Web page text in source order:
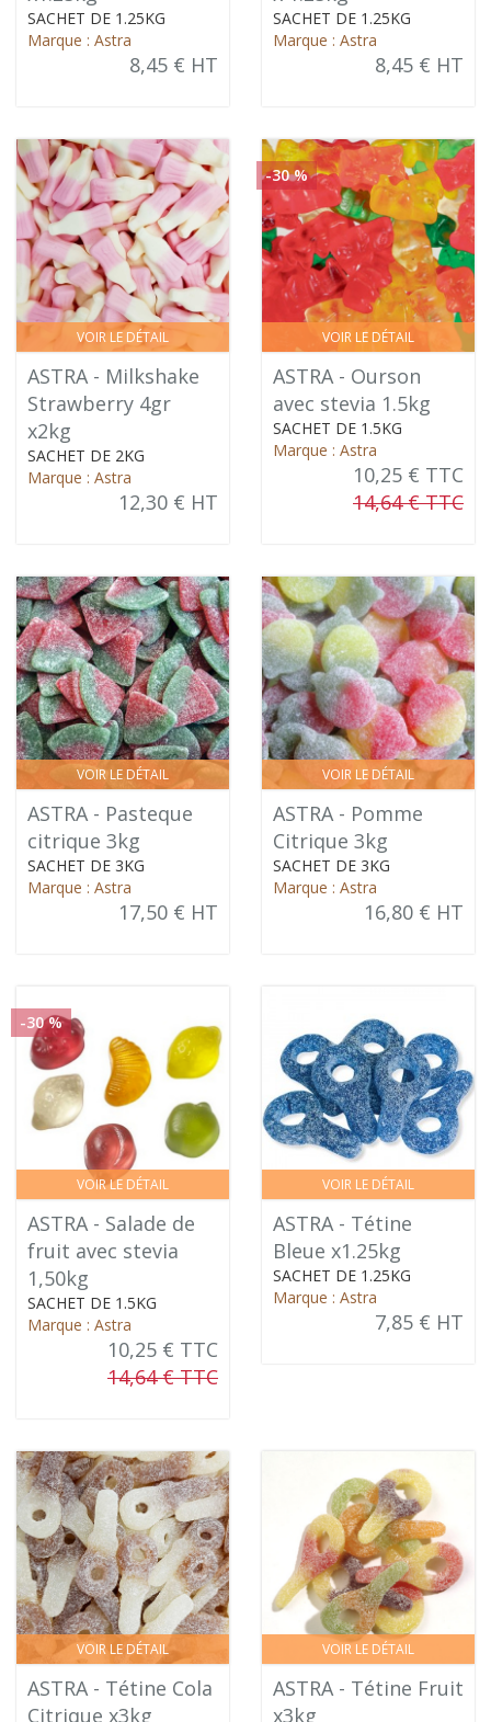
SACHET DE 1.25KG
Marque : Astra
8,45 € HT
SACHET DE 1.25KG
Marque : Astra
8,45 € HT
VOIR LE DÉTAIL
ASTRA - Milkshake
Strawberry 4gr
x2kg
SACHET DE 2KG
Marque : Astra
12,30 € HT
VOIR LE DÉTAIL
-30 %
ASTRA - Ourson
avec stevia 1.5kg
SACHET DE 1.5KG
Marque : Astra
10,25 € TTC
14,64 € TTC
VOIR LE DÉTAIL
ASTRA - Pasteque
citrique 3kg
SACHET DE 3KG
Marque : Astra
17,50 € HT
VOIR LE DÉTAIL
ASTRA - Pomme
Citrique 3kg
SACHET DE 3KG
Marque : Astra
16,80 € HT
VOIR LE DÉTAIL
-30 %
ASTRA - Salade de
fruit avec stevia
1,50kg
SACHET DE 1.5KG
Marque : Astra
10,25 € TTC
14,64 € TTC
VOIR LE DÉTAIL
ASTRA - Tétine
Bleue x1.25kg
SACHET DE 1.25KG
Marque : Astra
7,85 € HT
VOIR LE DÉTAIL
ASTRA - Tétine Cola
Citrique x3kg
VOIR LE DÉTAIL
ASTRA - Tétine Fruit
x3kg